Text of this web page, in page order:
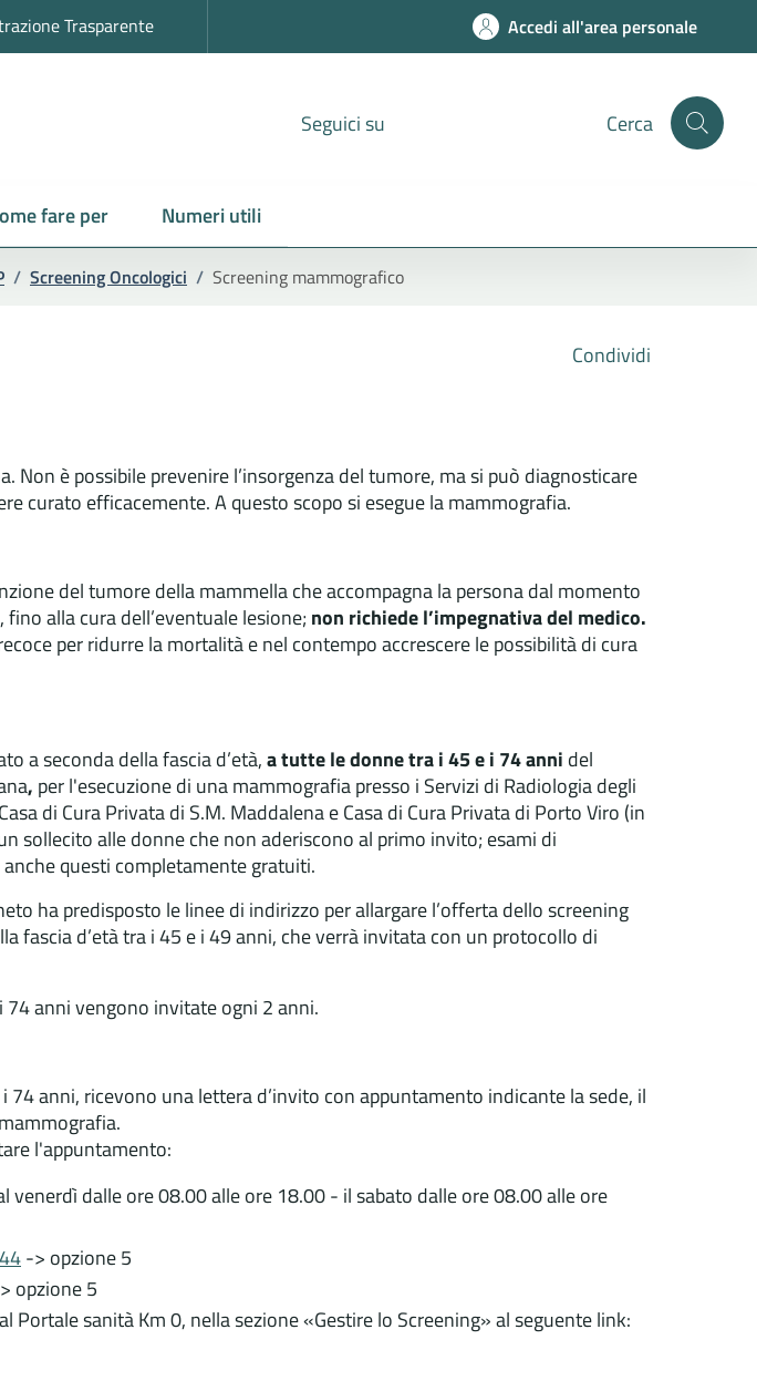
Trasparente Accedi all'area personale
Seguici su Cerca
fare per Numeri utili
/ Screening Oncologici / Screening mammografico
Condividi
Non è possibile prevenire l’insorgenza del tumore, ma si può diagnosticare
curato efficacemente. A questo scopo si esegue la mammografia.
del tumore della mammella che accompagna la persona dal momento
alla cura dell’eventuale lesione; non richiede l’impegnativa del medico.
per ridurre la mortalità e nel contempo accrescere le possibilità di cura
a seconda della fascia d’età,a tutte le donne tra i 45 e i 74 anni del
, per l'esecuzione di una mammografia presso i Servizi di Radiologia degli
di Cura Privata di S.M. Maddalena e Casa di Cura Privata di Porto Viro (in
sollecito alle donne che non aderiscono al primo invito; esami di
questi completamente gratuiti.
ha predisposto le linee di indirizzo per allargare l’offerta dello screening
fascia d’età tra i 45 e i 49 anni, che verrà invitata con un protocollo di
anni vengono invitate ogni 2 anni.
74 anni, ricevono una lettera d’invito con appuntamento indicante la sede, il
l'appuntamento:
venerdì dalle ore 08.00 alle ore 18.00 - il sabato dalle ore 08.00 alle ore
-> opzione 5
opzione 5
Portale sanità Km 0, nella sezione «Gestire lo Screening» al seguente link: